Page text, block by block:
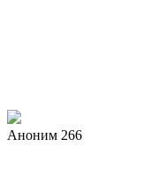
Аноним 266